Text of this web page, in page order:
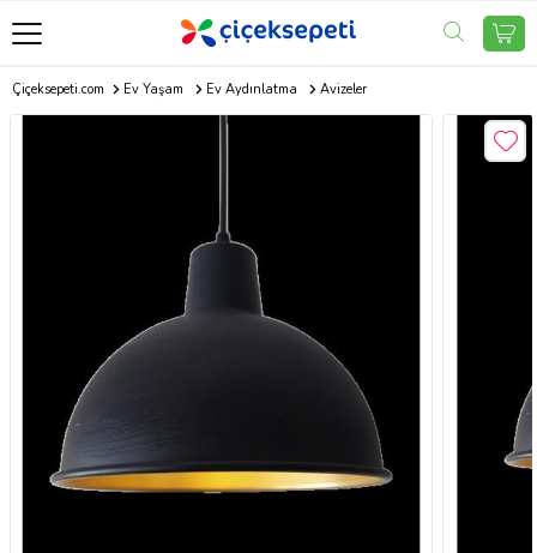
Çiçeksepeti.com Ev Yaşam Ev Aydınlatma Avizeler